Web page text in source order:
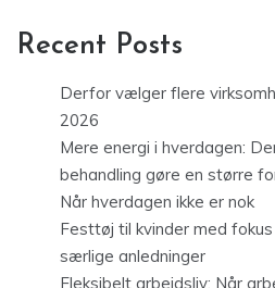
Recent Posts
Derfor vælger flere
2026
Mere energi i hverdagen:
behandling gøre en større
Når hverdagen ikke er nok
Festtøj til kvinder med
særlige anledninger
Fleksibelt arbejdsliv: Når